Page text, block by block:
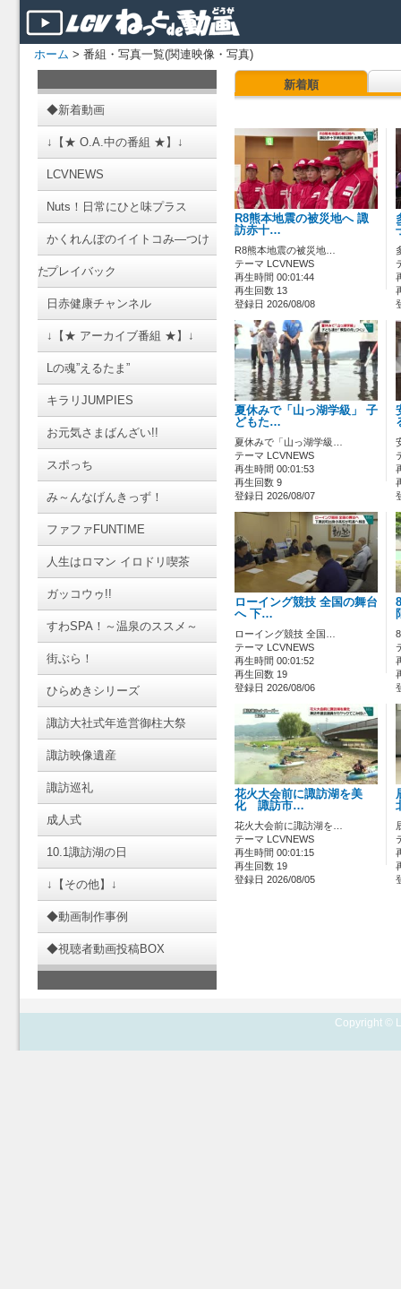
ホーム > 番組・写真一覧(関連映像・写真)
◆新着動画
↓【★ O.A.中の番組 ★】↓
LCVNEWS
Nuts！日常にひと味プラス
かくれんぼのイイトコみ―つけ
たプレイバック
日赤健康チャンネル
↓【★ アーカイブ番組 ★】↓
Lの魂”えるたま”
キラリJUMPIES
お元気さまばんざい!!
スポっち
み～んなげんきっず！
ファファFUNTIME
人生はロマン イロドリ喫茶
ガッコウゥ!!
すわSPA！～温泉のススメ～
街ぶら！
ひらめきシリーズ
諏訪大社式年造営御柱大祭
諏訪映像遺産
諏訪巡礼
成人式
10.1諏訪湖の日
↓【その他】↓
◆動画制作事例
◆視聴者動画投稿BOX
新着順
R8熊本地震の被災地へ 諏
訪赤十…
R8熊本地震の被災地…
テーマ LCVNEWS
再生時間 00:01:44
再生回数 13
登録日 2026/08/08
夏休みで「山っ湖学級」 子
どもた…
夏休みで「山っ湖学級…
テーマ LCVNEWS
再生時間 00:01:53
再生回数 9
登録日 2026/08/07
ローイング競技 全国の舞台
へ 下…
ローイング競技 全国…
テーマ LCVNEWS
再生時間 00:01:52
再生回数 19
登録日 2026/08/06
花火大会前に諏訪湖を美
化 諏訪市…
花火大会前に諏訪湖を…
テーマ LCVNEWS
再生時間 00:01:15
再生回数 19
登録日 2026/08/05
Copyright ©